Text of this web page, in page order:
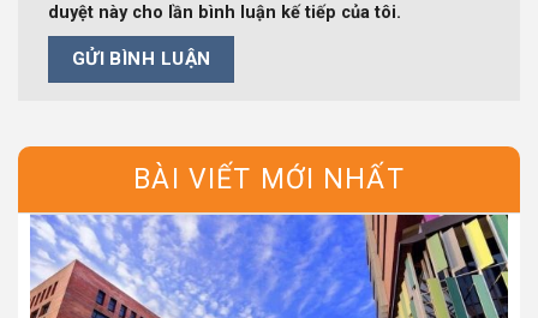
duyệt này cho lần bình luận kế tiếp của tôi.
BÀI VIẾT MỚI NHẤT